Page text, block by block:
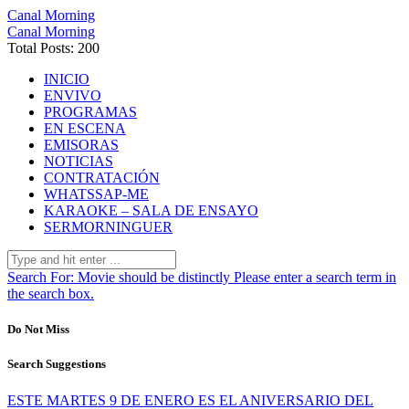
Canal Morning
Canal Morning
Total Posts: 200
INICIO
ENVIVO
PROGRAMAS
EN ESCENA
EMISORAS
NOTICIAS
CONTRATACIÓN
WHATSSAP-ME
KARAOKE – SALA DE ENSAYO
SERMORNINGUER
Search For: Movie should be distinctly Please enter a search term in
the search box.
Do Not Miss
Search Suggestions
ESTE MARTES 9 DE ENERO ES EL ANIVERSARIO DEL